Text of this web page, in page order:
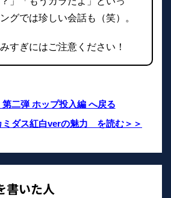
グでは珍しい会話も（笑）。
すぎにはご注意ください！
第二弾 ホップ投入編 へ戻る
ミダス紅白verの魅力 を読む＞＞
書いた人